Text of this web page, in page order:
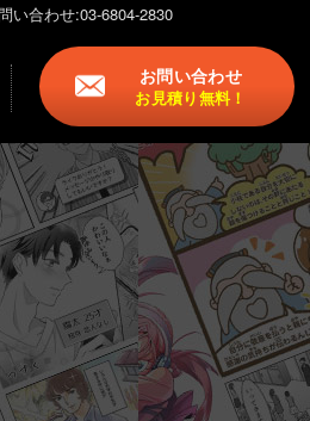
い合わせ:03-6804-2830
お問い合わせ
お見積り無料！